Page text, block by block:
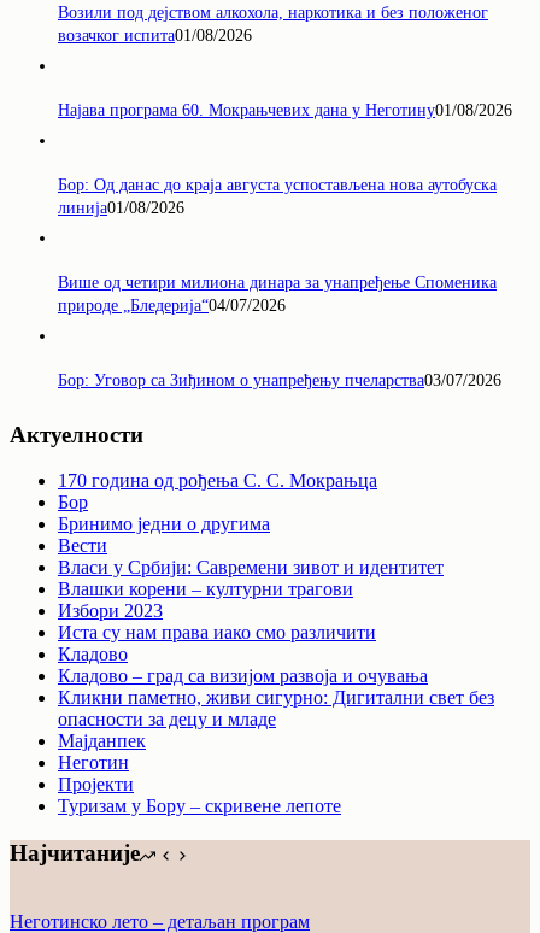
Возили под дејством алкохола, наркотика и без положеног
возачког испита01/08/2026
Најава програма 60. Мокрањчевих дана у Неготину01/08/2026
Бор: Од данас до краја августа успостављена нова аутобуска
линија01/08/2026
Више од четири милиона динара за унапређење Споменика
природе „Бледерија“04/07/2026
Бор: Уговор са Зиђином о унапређењу пчеларства03/07/2026
Актуелности
170 година од рођења С. С. Мокрањца
Бор
Бринимо једни о другима
Вести
Власи у Србији: Савремени зивот и идентитет
Влашки корени – културни трагови
Избори 2023
Иста су нам права иако смо различити
Кладово
Кладово – град са визијом развоја и очувања
Кликни паметно, живи сигурно: Дигитални свет без
опасности за децу и младе
Мајданпек
Неготин
Пројекти
Туризам у Бору – скривене лепоте
Најчитаније
Неготинско лето – детаљан програм